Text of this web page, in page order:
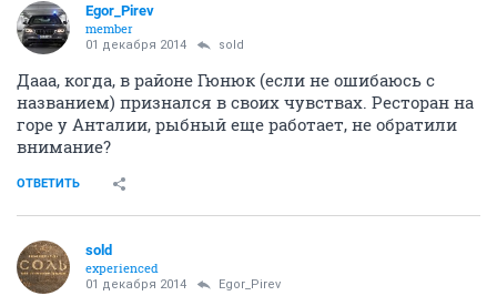
Egor_Pirev
member
01 декабря 2014 sold
Дааа, когда, в районе Гюнюк (если не ошибаюсь с
названием) признался в своих чувствах. Ресторан на
горе у Анталии, рыбный еще работает, не обратили
внимание?
ОТВЕТИТЬ
sold
experienced
01 декабря 2014 Egor_Pirev